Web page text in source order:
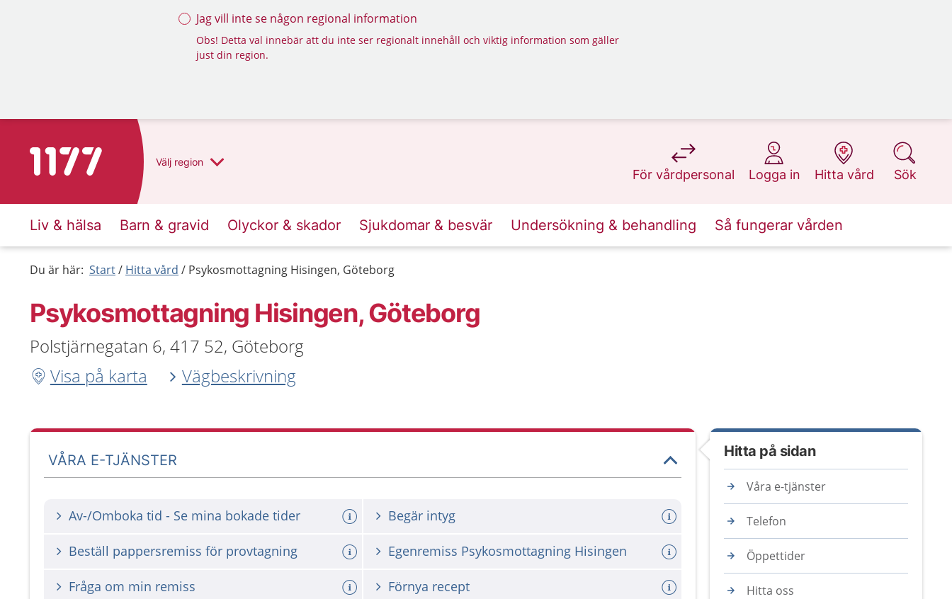
Jag vill inte se någon regional information
Obs! Detta val innebär att du inte ser regionalt innehåll och viktig information som gäller
just din region.
Till startsidan för 1177 Välj region
För vårdpersonal
på 1177.se
Logga in
på 1177.se
Hitta vård
på 1177.se
Sök
på 1177.se
Liv & hälsa Barn & gravid Olyckor & skador Sjukdomar & besvär Undersökning & behandling Så fungerar vården
Du är här: Start Hitta vård Psykosmottagning Hisingen, Göteborg
Psykosmottagning Hisingen, Göteborg
Polstjärnegatan 6, 417 52, Göteborg
Visa på karta
Vägbeskrivning
VÅRA E-TJÄNSTER
Av-/Omboka tid - Se mina bokade tider Begär intyg
Beställ pappersremiss för provtagning Egenremiss Psykosmottagning Hisingen
Fråga om min remiss Förnya recept
Hitta på sidan
Våra e-tjänster
Telefon
Öppettider
Hitta oss